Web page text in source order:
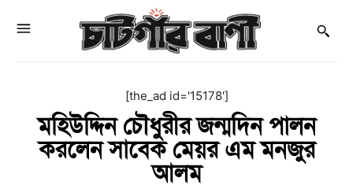
[the_ad id='15178']
মহিউদ্দিন চৌধুরীর জন্মদিন পালন
করলেন সাবেক মেয়র এম মনজুর
আলম